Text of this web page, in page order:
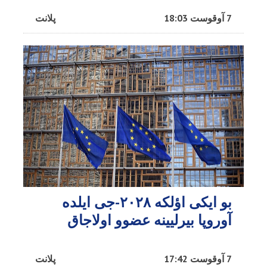
پلانت 7 آوقوست 18:03
بو ایکی اؤلکه ۲۰۲۸-جی ایلده
آوروپا بیرلیینه عضوو اولاجاق
پلانت 7 آوقوست 17:42